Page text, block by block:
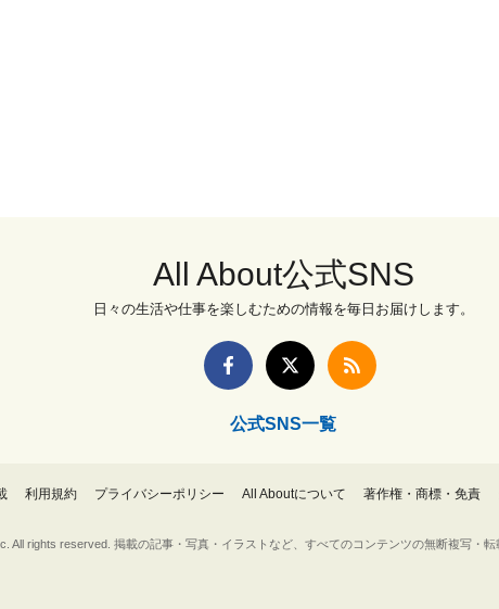
All About公式SNS
日々の生活や仕事を楽しむための情報を毎日お届けします。
公式SNS一覧
利用規約 プライバシーポリシー All Aboutについて 著作権・商標・免責
All rights reserved. 掲載の記事・写真・イラストなど、すべてのコンテンツの無断複写・